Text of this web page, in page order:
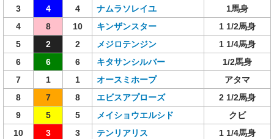
3
4 4 ナムラソレイユ
1馬身
4
8 10 キンザンスター
1 1/2馬身
5
2 2 メジロテンジン
1 1/4馬身
6
6 6 キタサンシルバー
1/2馬身
7
1 1 オースミホープ
アタマ
8
7 8 エビスアプローズ
2 1/2馬身
9
5 5 メイショウエルシド
クビ
10
3 3 テンリアリス 1 1/4馬身